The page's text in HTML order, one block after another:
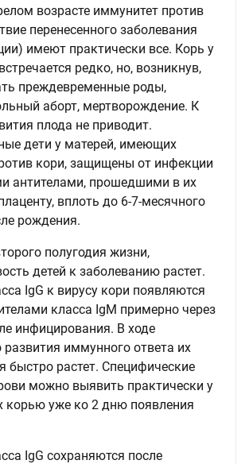
возрасте иммунитет против
перенесенного заболевания
имеют практически все. Корь у
редко, но, возникнув,
преждевременные роды,
аборт, мертворождение. К
плода не приводит.
дети у матерей, имеющих
кори, защищены от инфекции
антителами, прошедшими в их
вплоть до 6-7-месячного
рождения.
полугодия жизни,
детей к заболеванию растет.
IgG к вирусу кори появляются
класса IgM примерно через
инфицирования. В ходе
иммунного ответа их
быстро растет. Специфические
можно выявить практически у
корью уже ко 2 дню появления
IgG сохраняются после